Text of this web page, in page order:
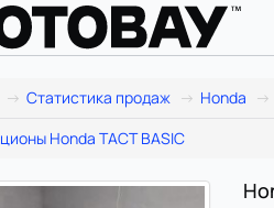
Статистика продаж Honda
Honda TACT BASIC